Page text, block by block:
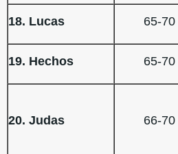
18. Lucas 65-70
19. Hechos 65-70
20. Judas 66-70